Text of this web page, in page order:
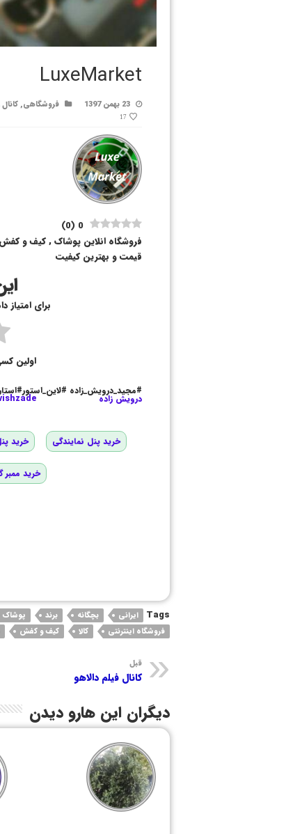
LuxeMarket
23 بهمن 1397 فروشگاهی,
17
0
(
0
)
فروشگاه انلاین پوشاک , کیف و کفش
قیمت و بهترین کیفیت
برای
اولین
#مجید_درویش_زاده
درویش زاده
خرید پنل نمایندگی خرید
خرید ممبر
Tags ایرانی بچگانه برند پوشاک
فروشگاه اینترنتی
کالا کیف و کفش
قبل
کانال فیلم دالاهو
دیگران این هارو دیدن